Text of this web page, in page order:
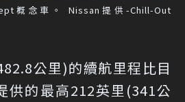
概念車。 Nissan提供-Chill-Out
公里)的續航里程比目
供的最高212英里(341公